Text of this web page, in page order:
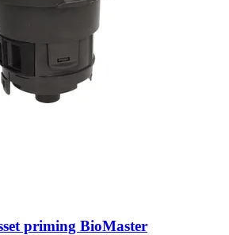
priming BioMaster